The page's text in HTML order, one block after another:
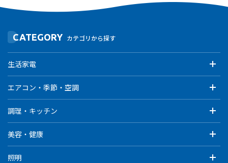
CATEGORY カテゴリから探す
生活家電
エアコン・季節・空調
調理・キッチン
美容・健康
照明